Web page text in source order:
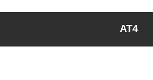
AT4